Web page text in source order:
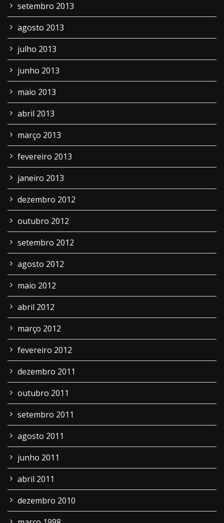
setembro 2013
agosto 2013
julho 2013
junho 2013
maio 2013
abril 2013
março 2013
fevereiro 2013
janeiro 2013
dezembro 2012
outubro 2012
setembro 2012
agosto 2012
maio 2012
abril 2012
março 2012
fevereiro 2012
dezembro 2011
outubro 2011
setembro 2011
agosto 2011
junho 2011
abril 2011
dezembro 2010